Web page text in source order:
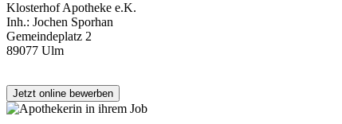
Klosterhof Apotheke e.K.
Inh.: Jochen Sporhan
Gemeindeplatz 2
89077 Ulm
Jetzt online bewerben